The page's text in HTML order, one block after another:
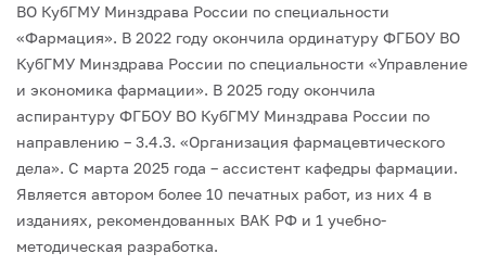
ВО КубГМУ Минздрава России по специальности
«Фармация». В 2022 году окончила ординатуру ФГБОУ ВО
КубГМУ Минздрава России по специальности «Управление
и экономика фармации». В 2025 году окончила
аспирантуру ФГБОУ ВО КубГМУ Минздрава России по
направлению – 3.4.3. «Организация фармацевтического
дела». С марта 2025 года – ассистент кафедры фармации.
Является автором более 10 печатных работ, из них 4 в
изданиях, рекомендованных ВАК РФ и 1 учебно-
методическая разработка.